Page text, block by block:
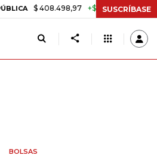
$ 408.498,97 +$ 8.753,81 +2,19%
SUSCRÍBASE
BOLSAS